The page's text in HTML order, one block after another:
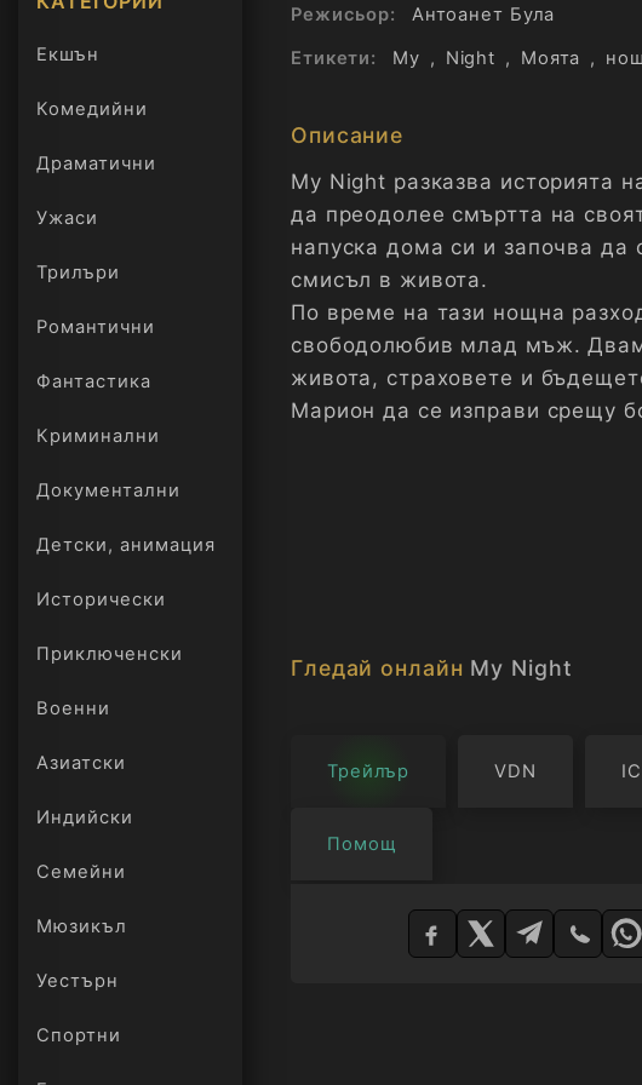
Екшън
Комедийни
Драматични
Ужаси
Трилъри
онлайн
Романтични
Фантастика
Криминални
Документални
Детски, анимация
Исторически
Приключенски
Военни
Азиатски
Индийски
Семейни
Мюзикъл
Уестърн
Спортни
Режисьор:
Антоанет Була
Етикети:
My , Night , Моята ,
Описание
My Night разказва историята
да преодолее смъртта на
напуска дома си и започва
смисъл в живота.
По време на тази нощна
свободолюбив млад мъж.
живота, страховете и
Марион да се изправи срещу
Гледай онлайн My Night
Трейлър VDN
Помощ